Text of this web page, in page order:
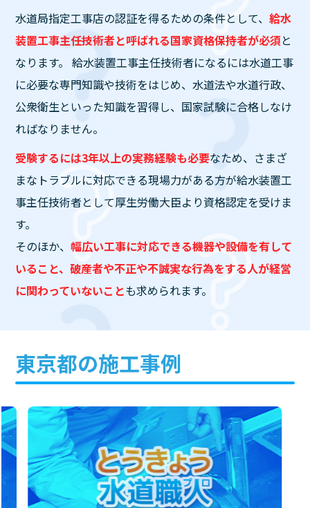
水道局指定工事店の認証を得るための条件として、給水
装置工事主任技術者と呼ばれる国家資格保持者が必須と
なります。 給水装置工事主任技術者になるには水道工事
に必要な専門知識や技術をはじめ、水道法や水道行政、
公衆衛生といった知識を習得し、国家試験に合格しなけ
ればなりません。
受験するには3年以上の実務経験も必要なため、さまざ
まなトラブルに対応できる現場力がある方が給水装置工
事主任技術者として厚生労働大臣より資格認定を受けま
す。
そのほか、幅広い工事に対応できる機器や設備を有して
いること、破産者や不正や不誠実な行為をする人が経営
に関わっていないことも求められます。
東京都の施工事例